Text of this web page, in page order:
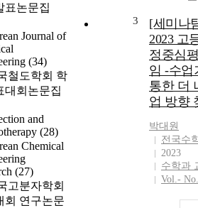
표논문집
Journal of
(34)
철도학회 학
대회논문집
and
(28)
Chemical
(27)
고분자학회
회 연구논문
3
[세미나
2023 고
정중심
임 -수업
통한 더
업 방향
박대원
전국수
2023
수학과
Vol.-